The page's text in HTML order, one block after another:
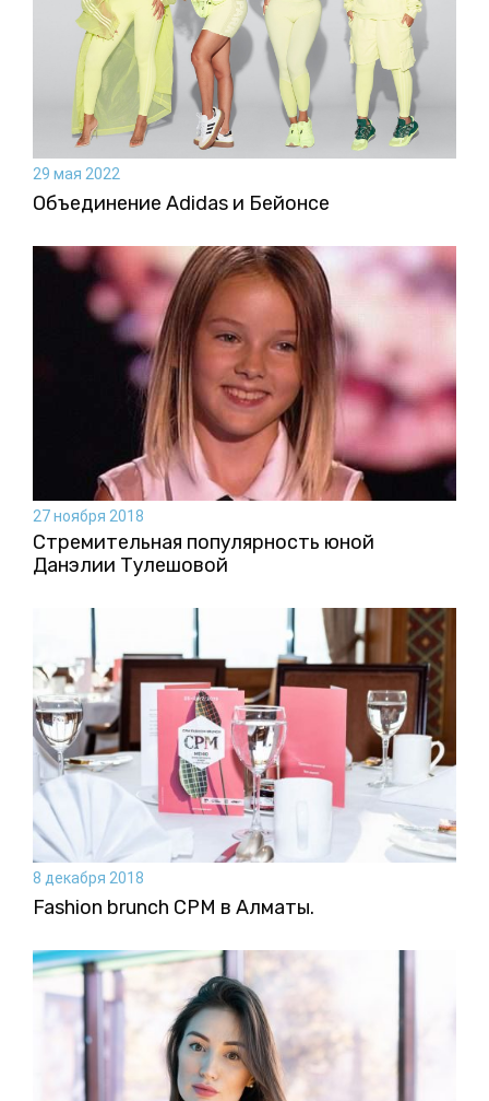
29 мая 2022
Объединение Adidas и Бейонсе
27 ноября 2018
Стремительная популярность юной
Данэлии Тулешовой
8 декабря 2018
Fashion brunch CPM в Алматы.